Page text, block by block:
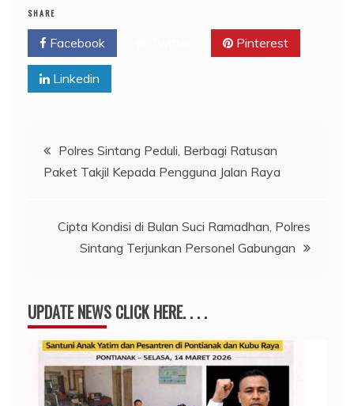
SHARE
Facebook Pinterest
Linkedin
Navigasi
pos
Polres Sintang Peduli, Berbagi Ratusan
Paket Takjil Kepada Pengguna Jalan Raya
Cipta Kondisi di Bulan Suci Ramadhan, Polres
Sintang Terjunkan Personel Gabungan
UPDATE NEWS CLICK HERE. . . .